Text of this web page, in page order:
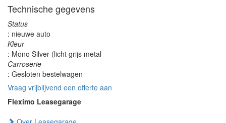
Technische gegevens
Status
: nieuwe auto
Kleur
: Mono Silver (licht grijs metal
Carroserie
: Gesloten bestelwagen
Vraag vrijblijvend een offerte aan
Fleximo Leasegarage